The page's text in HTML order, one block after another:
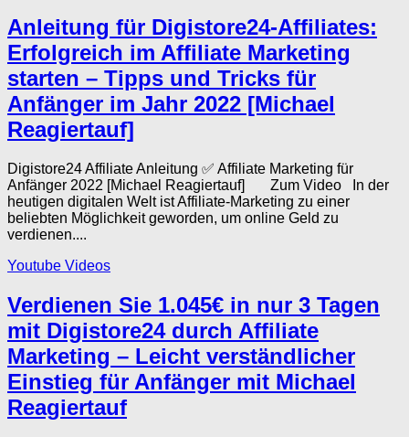
Anleitung für Digistore24-Affiliates:
Erfolgreich im Affiliate Marketing
starten – Tipps und Tricks für
Anfänger im Jahr 2022 [Michael
Reagiertauf]
Digistore24 Affiliate Anleitung ✅ Affiliate Marketing für
Anfänger 2022 [Michael Reagiertauf] Zum Video In der
heutigen digitalen Welt ist Affiliate-Marketing zu einer
beliebten Möglichkeit geworden, um online Geld zu
verdienen....
Youtube Videos
Verdienen Sie 1.045€ in nur 3 Tagen
mit Digistore24 durch Affiliate
Marketing – Leicht verständlicher
Einstieg für Anfänger mit Michael
Reagiertauf